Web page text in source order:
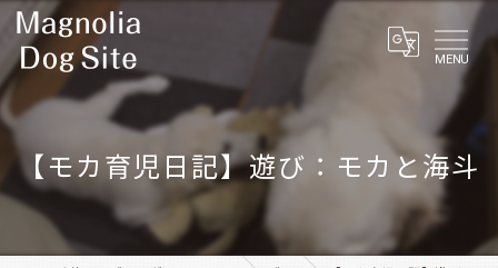
MENU
【モカ育児日記】遊び：モカと海斗